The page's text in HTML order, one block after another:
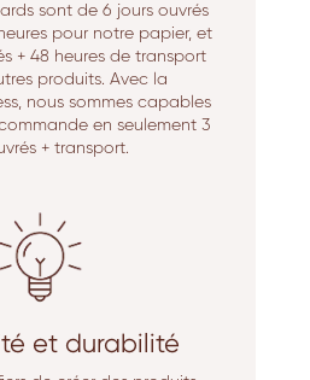
sont de 6 jours ouvrés
pour notre papier, et
+ 48 heures de transport
produits. Avec la
nous sommes capables
en seulement 3
+ transport.
et durabilité